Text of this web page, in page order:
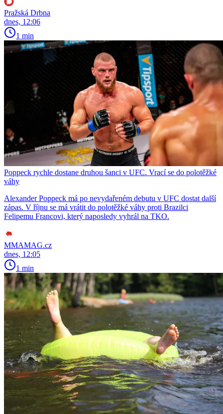
Pražská Drbna
dnes, 12:06
1 min
Poppeck rychle dostane druhou šanci v UFC. Vrací se do polotěžké
váhy
Alexander Poppeck má po nevydařeném debutu v UFC dostat další
zápas. V říjnu se má vrátit do polotěžké váhy proti Brazilci
Felipemu Francovi, který naposledy vyhrál na TKO.
MMAMAG.cz
dnes, 12:05
1 min